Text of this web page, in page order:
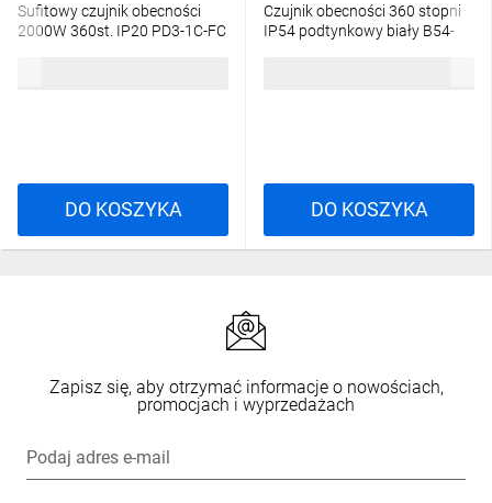
Sufitowy czujnik obecności
2000W 360st. IP20 PD3-1C-FC
DO KOSZYKA
Czujnik obecności 360 stopni
IP54 podtynkowy biały B54-
DO KOSZYKA
Zapisz się, aby otrzymać informacje o nowościach,
promocjach i wyprzedażach
Podaj adres e-mail